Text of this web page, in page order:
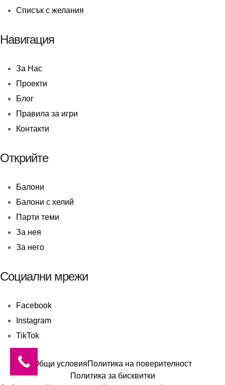
Списък с желания
Навигация
За Нас
Проекти
Блог
Правила за игри
Контакти
Открийте
Балони
Балони c хелий
Парти теми
За нея
За него
Социални мрежи
Facebook
Instagram
TikTok
Общи условияПолитика на поверителност
Политика за бисквитки